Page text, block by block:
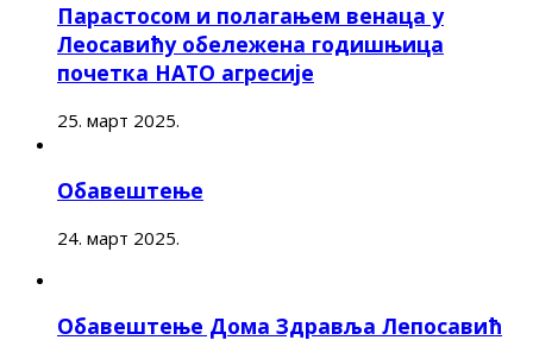
Парастосом и полагањем венаца у
Леосавићу обележена годишњица
почетка НАТО агресије
25. март 2025.
Обавештење
24. март 2025.
Обавештење Дома Здравља Лепосавић